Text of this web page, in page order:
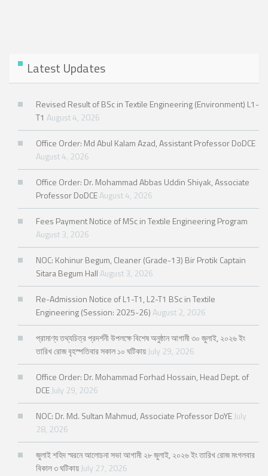
Latest Updates
Revised Result of BSc in Textile Engineering (Environment) L1-
T1 August 4, 2026
Office Order: Md Abul Kalam Azad, Assistant Professor DoDCE
August 4, 2026
Office Order: Dr. Mohammad Abbas Uddin Shiyak, Associate
Professor DoDCEAugust 4, 2026
Fees Payment Notice of MSc in Textile Engineering Program
August 3, 2026
NOC: Kohinur Begum, Cleaner (Grade-13) Bir Protik Captain
Sitara Begum HallAugust 3, 2026
Re-Admission Notice of L1-T1, L2-T1 BSc in Textile
Engineering (Session: 2025-26)August 2, 2026
প্রামাণ্য তথ্যচিত্র প্রদর্শনী উপলক্ষে বিশেষ অনুষ্ঠান আগামী ৩০ জুলাই, ২০২৬ ইং
তারিখ রোজ বৃহস্পতিবার সকাল ১০ ঘটিকায় July 29, 2026
Office Order: Dr. Mohammad Forhad Hossain, Head Dept. of
DCE July 29, 2026
NOC: Dr. Md. Sultan Mahmud, Associate Professor DoYE July
28, 2026
জুলাই শহিদ স্মরনে আলোচনা সভা আগামী ২৮ জুলাই, ২০২৬ ইং তারিখ রোজ মংগলবার
বিকাল ৩ ঘটিকায় July 27, 2026